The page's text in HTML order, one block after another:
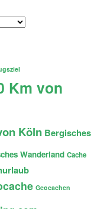
Km von
Köln Bergisches
Wanderland Cache
Geocachen